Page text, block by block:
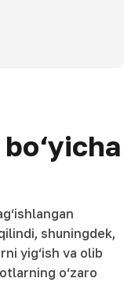
shuningdek,
yig‘ish va olib
o‘zaro